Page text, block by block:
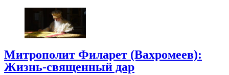
Митрополит Филарет (Вахромеев):
Жизнь-священный дар